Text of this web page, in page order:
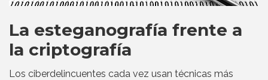
La esteganografía frente a
la criptografía
Los ciberdelincuentes cada vez usan técnicas más